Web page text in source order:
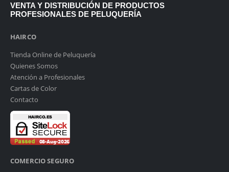
VENTA Y DISTRIBUCIÓN DE PRODUCTOS
PROFESIONALES DE PELUQUERÍA
HAIRCO
Tienda Online de Peluquería
Quienes Somos
Atención a Profesionales
Cartas de Color
Contacto
COMERCIO SEGURO